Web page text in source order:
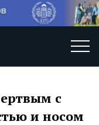
с
и носом